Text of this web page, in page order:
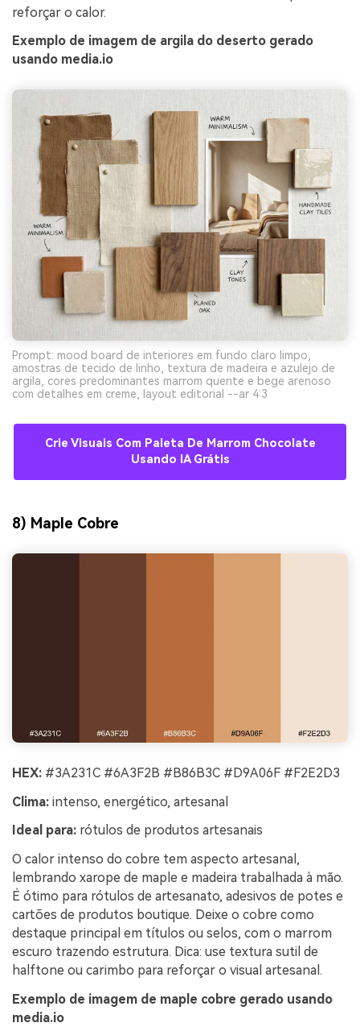
reforçar o calor.
Exemplo de imagem de argila do deserto gerado
usando media.io
Prompt: mood board de interiores em fundo claro limpo,
amostras de tecido de linho, textura de madeira e azulejo de
argila, cores predominantes marrom quente e bege arenoso
com detalhes em creme, layout editorial --ar 4:3
Crie Visuais Com Paleta De Marrom Chocolate
Usando IA Grátis
8) Maple Cobre
HEX: #3A231C #6A3F2B #B86B3C #D9A06F #F2E2D3
Clima: intenso, energético, artesanal
Ideal para: rótulos de produtos artesanais
O calor intenso do cobre tem aspecto artesanal,
lembrando xarope de maple e madeira trabalhada à mão.
É ótimo para rótulos de artesanato, adesivos de potes e
cartões de produtos boutique. Deixe o cobre como
destaque principal em títulos ou selos, com o marrom
escuro trazendo estrutura. Dica: use textura sutil de
halftone ou carimbo para reforçar o visual artesanal.
Exemplo de imagem de maple cobre gerado usando
media.io